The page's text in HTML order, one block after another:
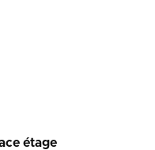
étage